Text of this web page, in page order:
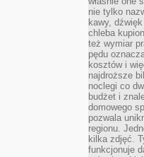
nie tylko
kawy,
chleba
też wymiar
pędu
kosztów i
najdroższe
noclegi co
budżet i
domowego
pozwala
regionu.
kilka zdjęć.
funkcjonuje